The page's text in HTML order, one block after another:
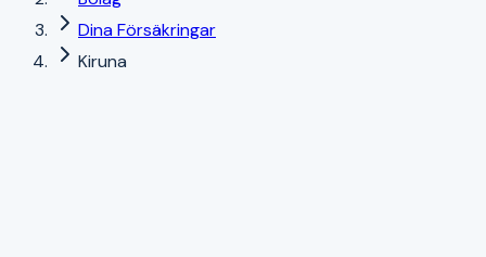
Dina Försäkringar
Kiruna